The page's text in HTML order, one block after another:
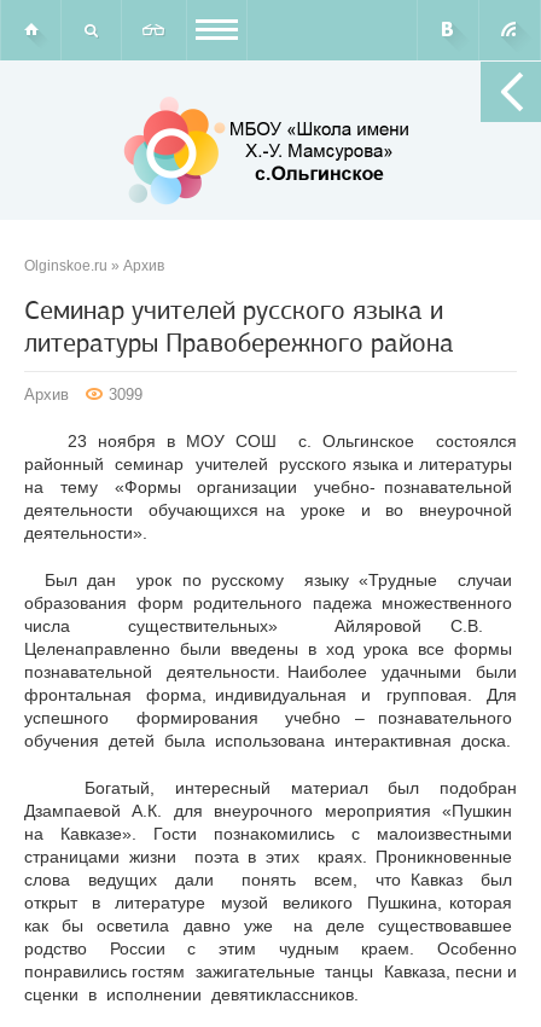
Olginskoe.ru » Архив
Семинар учителей русского языка и
литературы Правобережного района
Архив 3099
23 ноября в МОУ СОШ с. Ольгинское состоялся
районный семинар учителей русского языка и литературы
на тему «Формы организации учебно- познавательной
деятельности обучающихся на уроке и во внеурочной
деятельности».
Был дан урок по русскому языку «Трудные случаи
образования форм родительного падежа множественного
числа существительных» Айляровой С.В.
Целенаправленно были введены в ход урока все формы
познавательной деятельности. Наиболее удачными были
фронтальная форма, индивидуальная и групповая. Для
успешного формирования учебно – познавательного
обучения детей была использована интерактивная доска.
Богатый, интересный материал был подобран
Дзампаевой А.К. для внеурочного мероприятия «Пушкин
на Кавказе». Гости познакомились с малоизвестными
страницами жизни поэта в этих краях. Проникновенные
слова ведущих дали понять всем, что Кавказ был
открыт в литературе музой великого Пушкина, которая
как бы осветила давно уже на деле существовавшее
родство России с этим чудным краем. Особенно
понравились гостям зажигательные танцы Кавказа, песни и
сценки в исполнении девятиклассников.